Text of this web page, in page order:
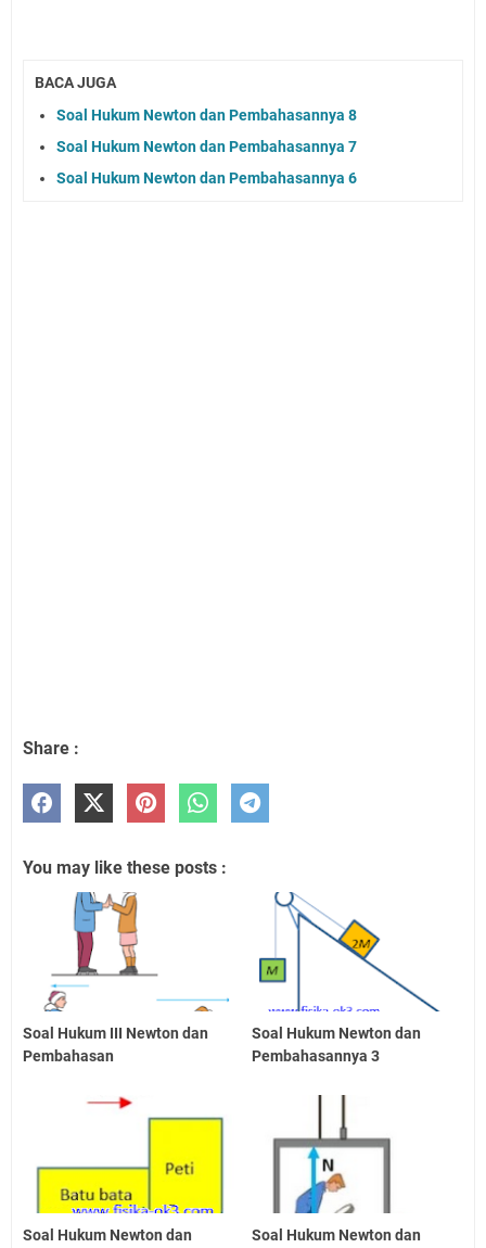
BACA JUGA
Soal Hukum Newton dan Pembahasannya 8
Soal Hukum Newton dan Pembahasannya 7
Soal Hukum Newton dan Pembahasannya 6
Share :
You may like these posts :
Soal Hukum III Newton dan
Pembahasan
Soal Hukum Newton dan
Pembahasannya 3
Soal Hukum Newton dan
Soal Hukum Newton dan